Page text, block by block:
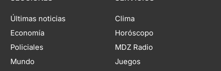
Últimas noticias
Economía
Policiales
Mundo
Clima
Horóscopo
MDZ Radio
Juegos